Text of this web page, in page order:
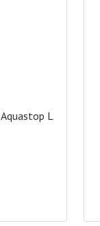
L